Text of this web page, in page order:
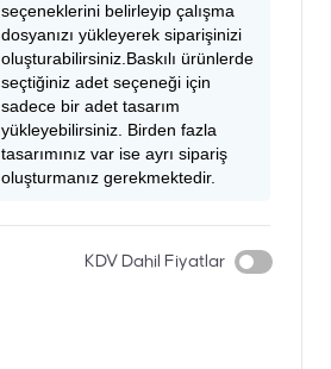
seçeneklerini belirleyip çalışma
dosyanızı yükleyerek siparişinizi
oluşturabilirsiniz.Baskılı ürünlerde
seçtiğiniz adet seçeneği için
sadece bir adet tasarım
yükleyebilirsiniz. Birden fazla
tasarımınız var ise ayrı sipariş
oluşturmanız gerekmektedir.
KDV Dahil Fiyatlar